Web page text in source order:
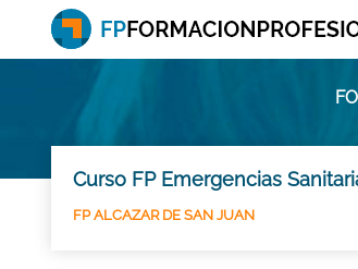
Curso FP Emergencias
FP ALCAZAR DE SAN JUAN